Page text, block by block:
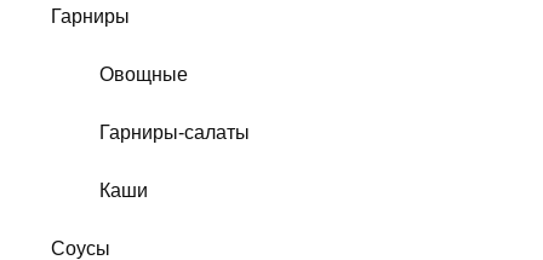
Гарниры
Овощные
Гарниры-салаты
Каши
Соусы